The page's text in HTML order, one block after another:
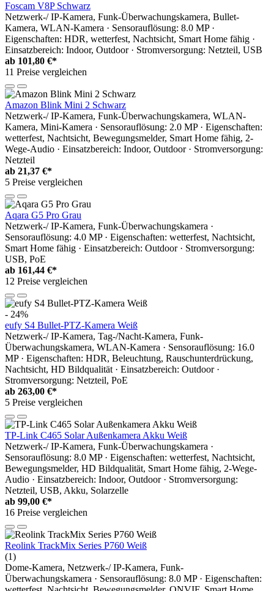
Foscam V8P Schwarz
Netzwerk-/ IP-Kamera, Funk-Überwachungskamera, Bullet-
Kamera, WLAN-Kamera · Sensorauflösung: 8.0 MP ·
Eigenschaften: HDR, wetterfest, Nachtsicht, Smart Home fähig ·
Einsatzbereich: Indoor, Outdoor · Stromversorgung: Netzteil, USB
ab 101,80 €*
11 Preise vergleichen
Amazon Blink Mini 2 Schwarz
Netzwerk-/ IP-Kamera, Funk-Überwachungskamera, WLAN-
Kamera, Mini-Kamera · Sensorauflösung: 2.0 MP · Eigenschaften:
wetterfest, Nachtsicht, Bewegungsmelder, Smart Home fähig, 2-
Wege-Audio · Einsatzbereich: Indoor, Outdoor · Stromversorgung:
Netzteil
ab 21,37 €*
5 Preise vergleichen
Aqara G5 Pro Grau
Netzwerk-/ IP-Kamera, Funk-Überwachungskamera ·
Sensorauflösung: 4.0 MP · Eigenschaften: wetterfest, Nachtsicht,
Smart Home fähig · Einsatzbereich: Outdoor · Stromversorgung:
USB, PoE
ab 161,44 €*
12 Preise vergleichen
- 24%
eufy S4 Bullet-PTZ-Kamera Weiß
Netzwerk-/ IP-Kamera, Tag-/Nacht-Kamera, Funk-
Überwachungskamera, WLAN-Kamera · Sensorauflösung: 16.0
MP · Eigenschaften: HDR, Beleuchtung, Rauschunterdrückung,
Nachtsicht, HD Bildqualität · Einsatzbereich: Outdoor ·
Stromversorgung: Netzteil, PoE
ab 263,00 €*
5 Preise vergleichen
TP-Link C465 Solar Außenkamera Akku Weiß
Netzwerk-/ IP-Kamera, Funk-Überwachungskamera ·
Sensorauflösung: 8.0 MP · Eigenschaften: wetterfest, Nachtsicht,
Bewegungsmelder, HD Bildqualität, Smart Home fähig, 2-Wege-
Audio · Einsatzbereich: Indoor, Outdoor · Stromversorgung:
Netzteil, USB, Akku, Solarzelle
ab 99,00 €*
16 Preise vergleichen
Reolink TrackMix Series P760 Weiß
(1)
Dome-Kamera, Netzwerk-/ IP-Kamera, Funk-
Überwachungskamera · Sensorauflösung: 8.0 MP · Eigenschaften: